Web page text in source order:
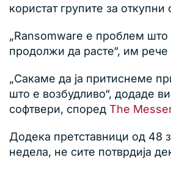
користат групите за
„Ransomware е проблем
продолжи да расте“, им
„Сакаме да ја притиснеме
што е возбудливо“, додаде
софтвери, според The
Додека претставници од 48
недела, не сите потврдија